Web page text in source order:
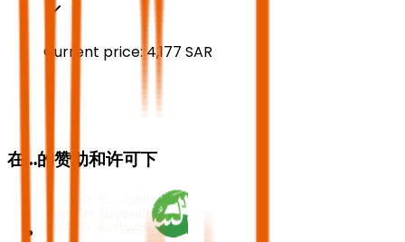
Current price: 4,177 SAR
在…的赞助和许可下